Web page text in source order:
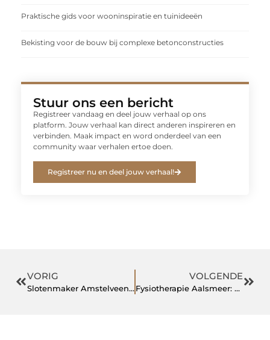
Praktische gids voor wooninspiratie en tuinideeën
Bekisting voor de bouw bij complexe betonconstructies
Stuur ons een bericht
Registreer vandaag en deel jouw verhaal op ons
platform. Jouw verhaal kan direct anderen inspireren en
verbinden. Maak impact en word onderdeel van een
community waar verhalen ertoe doen.
Registreer nu en deel jouw verhaal!
VORIG
Slotenmaker Amstelveen legt uit welke sloten het veiligst zijn
VOLGENDE
Fysiotherapie Aalsmeer: eerlijk werken aan herstel en beter bewegen